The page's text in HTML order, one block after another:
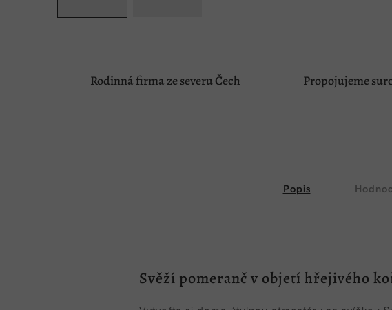
Rodinná firma ze severu Čech Propojujeme
Popis
Svěží pomeranč v objetí hřejivého